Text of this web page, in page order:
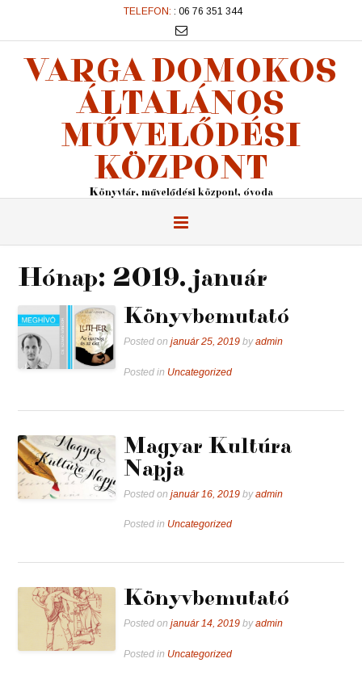
TELEFON: : 06 76 351 344
VARGA DOMOKOS
ÁLTALÁNOS
MŰVELŐDÉSI
KÖZPONT
Könyvtár, művelődési központ, óvoda
Hónap: 2019. január
Könyvbemutató
Posted onjanuár 25, 2019 byadmin
Posted in Uncategorized
Magyar Kultúra
Napja
Posted onjanuár 16, 2019 byadmin
Posted in Uncategorized
Könyvbemutató
Posted onjanuár 14, 2019 byadmin
Posted in Uncategorized